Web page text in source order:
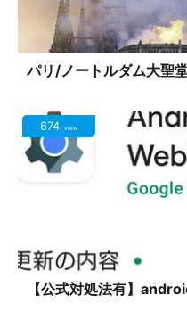
パリ/ノートルダム大聖
674 view
【公式対処法有】